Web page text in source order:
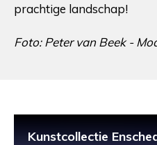
prachtige landschap!
Foto: Peter van Beek -
Kunstcollectie